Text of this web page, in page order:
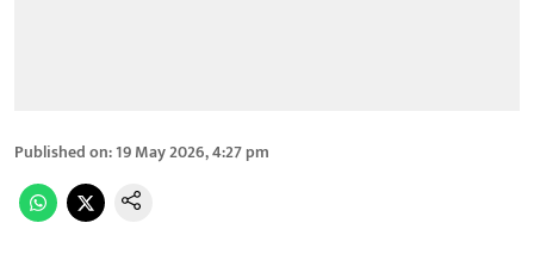
Published on:19 May 2026, 4:27 pm